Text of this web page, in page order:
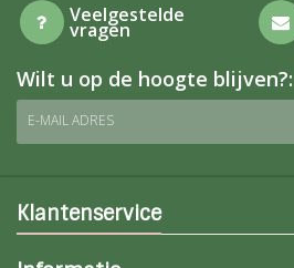
Veelgestelde
vragen
Wilt u op de hoogte blijven?:
E-MAIL ADRES
Klantenservice